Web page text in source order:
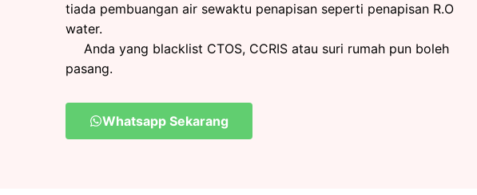
tiada pembuangan air sewaktu penapisan seperti penapisan R.O
water.
Anda yang blacklist CTOS, CCRIS atau suri rumah pun boleh
pasang.
Whatsapp Sekarang